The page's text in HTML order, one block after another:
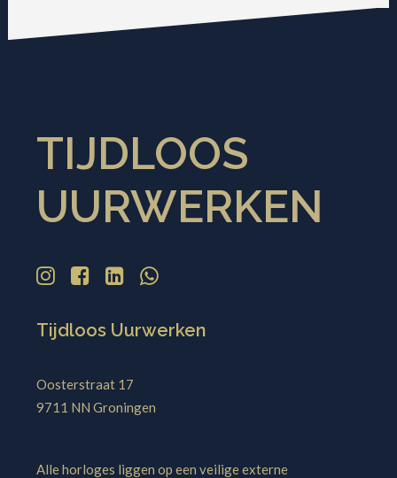
TIJDLOOS
UURWERKEN
Tijdloos Uurwerken
Oosterstraat 17
9711 NN Groningen
Alle horloges liggen op een veilige externe